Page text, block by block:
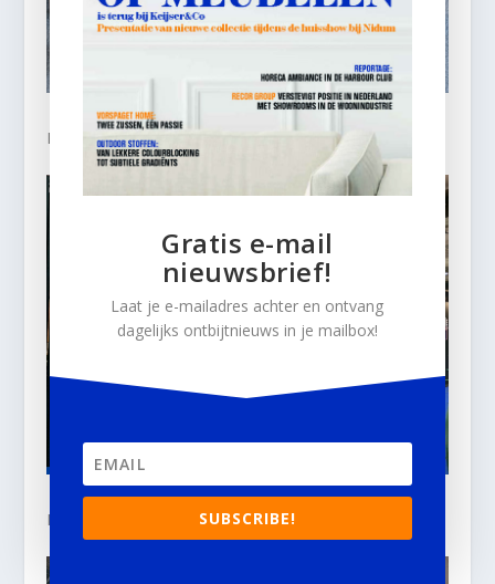
RV Design.
Label 51.
Gratis e-mail
nieuwsbrief!
Laat je e-mailadres achter en ontvang
dagelijks ontbijtnieuws in je mailbox!
SUBSCRIBE!